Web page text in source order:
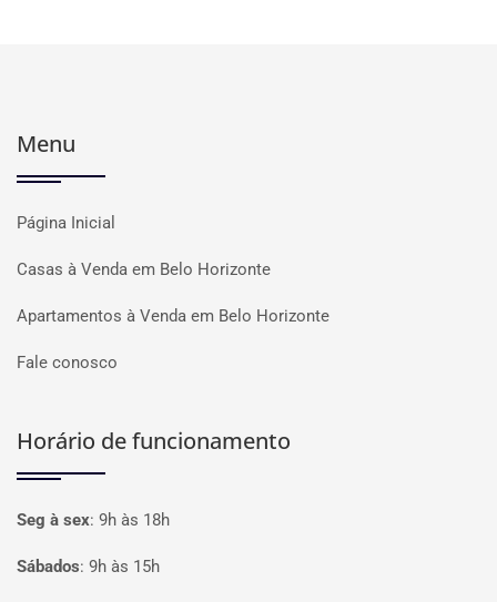
Menu
Página Inicial
Casas à Venda em Belo Horizonte
Apartamentos à Venda em Belo Horizonte
Fale conosco
Horário de funcionamento
Seg à sex: 9h às 18h
Sábados: 9h às 15h